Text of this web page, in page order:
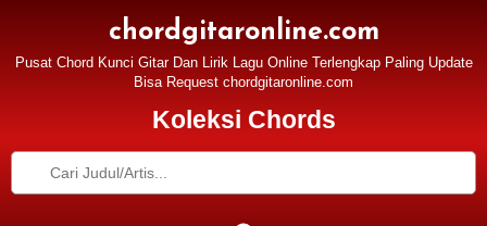
chordgitaronline.com
Pusat Chord Kunci Gitar Dan Lirik Lagu Online Terlengkap Paling Update
Bisa Request chordgitaronline.com
Koleksi Chords